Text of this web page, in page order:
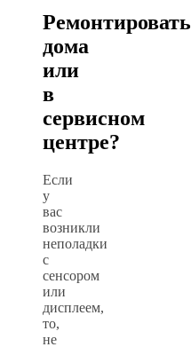
Ремонтировать
дома
или
в
сервисном
центре?
Если
у
вас
возникли
неполадки
с
сенсором
или
дисплеем,
то,
не